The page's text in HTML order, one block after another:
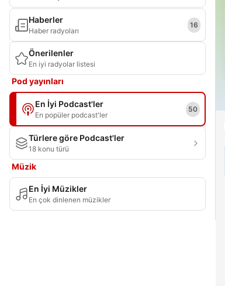
Haberler
Haber radyoları
16
Önerilenler
En iyi radyolar listesi
Pod yayınları
En İyi Podcast'ler
En popüler podcast'ler
50
Türlere göre Podcast'ler
18 konu türü
Müzik
En İyi Müzikler
En çok dinlenen müzikler